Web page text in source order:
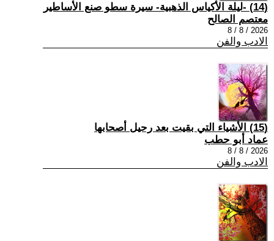
(14) -ليلة الأكياس الذهبية- سيرة سطو صنع الأساطير
معتصم الصالح
2026 / 8 / 8
الادب والفن
(15) الأشياء التي بقيت بعد رحيل أصحابها
عماد أبو حطب
2026 / 8 / 8
الادب والفن